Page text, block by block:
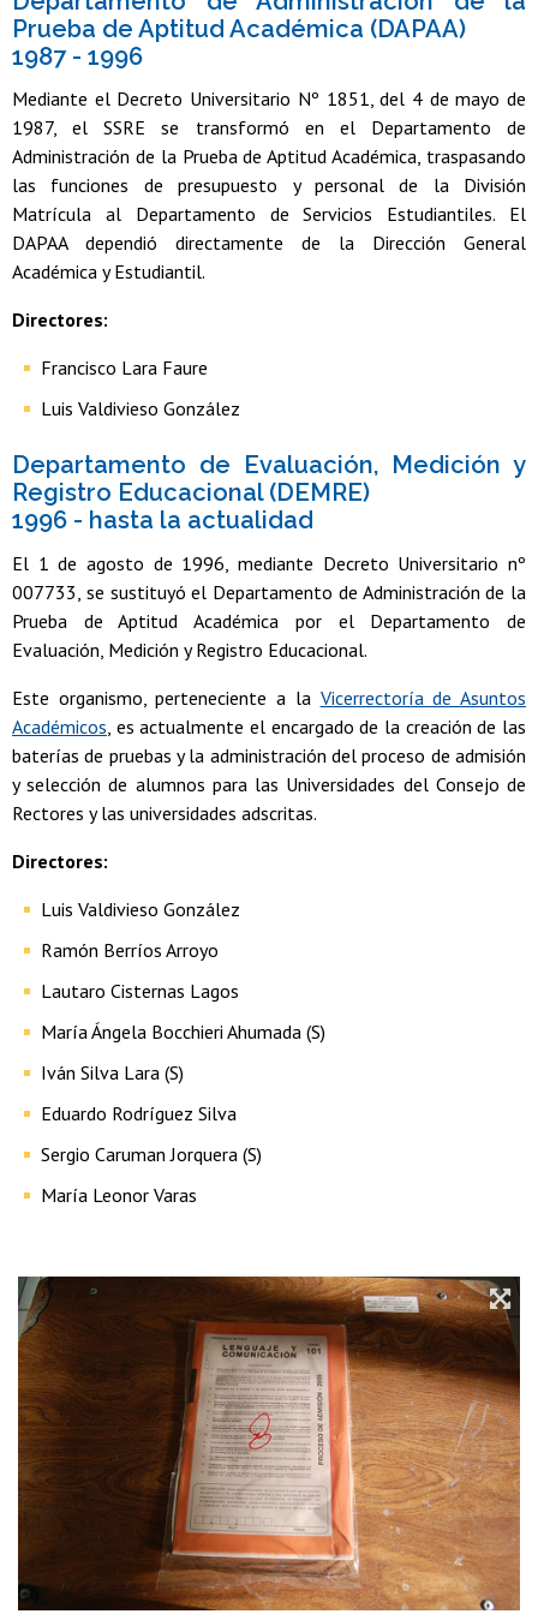
Prueba de Aptitud Académica (DAPAA)
1987 - 1996
Mediante el Decreto Universitario Nº 1851, del 4 de mayo de
1987, el SSRE se transformó en el Departamento de
Administración de la Prueba de Aptitud Académica, traspasando
las funciones de presupuesto y personal de la División
Matrícula al Departamento de Servicios Estudiantiles. El
DAPAA dependió directamente de la Dirección General
Académica y Estudiantil.
Directores:
Francisco Lara Faure
Luis Valdivieso González
Departamento de Evaluación, Medición y
Registro Educacional (DEMRE)
1996 - hasta la actualidad
El 1 de agosto de 1996, mediante Decreto Universitario nº
007733, se sustituyó el Departamento de Administración de la
Prueba de Aptitud Académica por el Departamento de
Evaluación, Medición y Registro Educacional.
Este organismo, perteneciente a la Vicerrectoría de Asuntos
Académicos , es actualmente el encargado de la creación de las
baterías de pruebas y la administración del proceso de admisión
y selección de alumnos para las Universidades del Consejo de
Rectores y las universidades adscritas.
Directores:
Luis Valdivieso González
Ramón Berríos Arroyo
Lautaro Cisternas Lagos
María Ángela Bocchieri Ahumada (S)
Iván Silva Lara (S)
Eduardo Rodríguez Silva
Sergio Caruman Jorquera (S)
María Leonor Varas